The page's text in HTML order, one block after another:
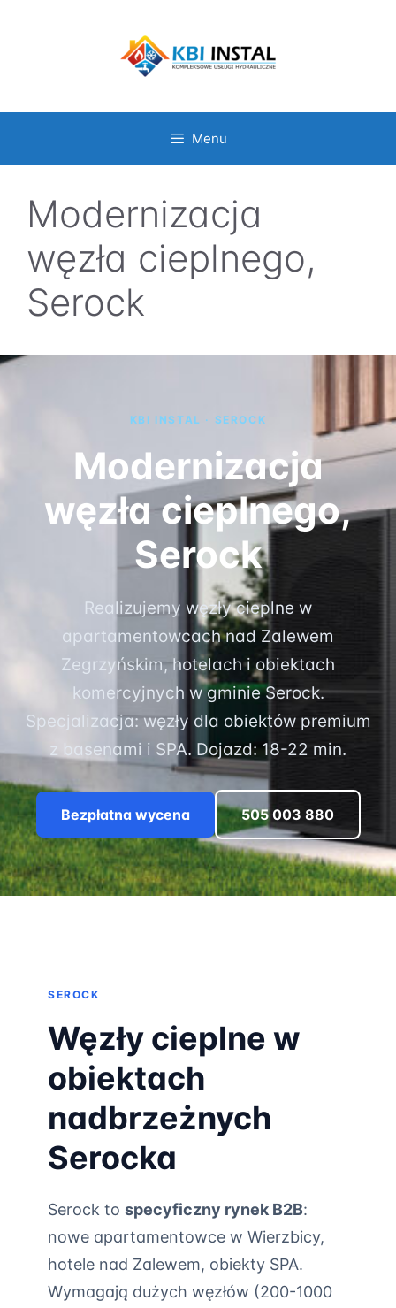
Menu
Modernizacja
węzła cieplnego,
Serock
KBI INSTAL · SEROCK
Modernizacja
węzła cieplnego,
Serock
Realizujemy węzły cieplne w
apartamentowcach nad Zalewem
Zegrzyńskim, hotelach i obiektach
komercyjnych w gminie Serock.
Specjalizacja: węzły dla obiektów premium
z basenami i SPA. Dojazd: 18-22 min.
Bezpłatna wycena 505 003 880
SEROCK
Węzły cieplne w
obiektach
nadbrzeżnych
Serocka
Serock to specyficzny rynek B2B:
nowe apartamentowce w Wierzbicy,
hotele nad Zalewem, obiekty SPA.
Wymagają dużych węzłów (200-1000